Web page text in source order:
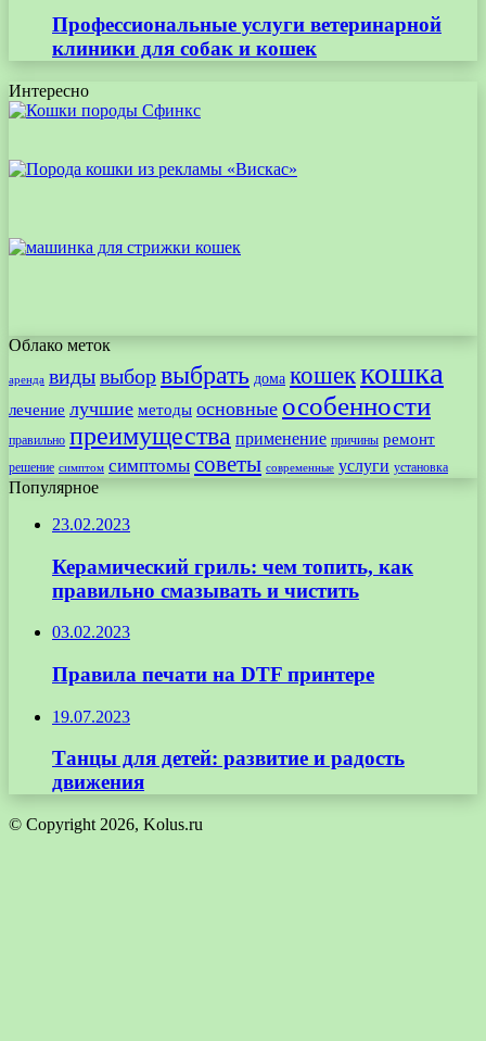
Профессиональные услуги ветеринарной
клиники для собак и кошек
Интересно
Облако меток
аренда видывыборвыбрать дома кошеккошка
лечение лучшие методы основные особенности
правильно преимущества применение причины ремонт
решение симптом симптомы советы современные услуги установка
Популярное
23.02.2023
Керамический гриль: чем топить, как
правильно смазывать и чистить
03.02.2023
Правила печати на DTF принтере
19.07.2023
Танцы для детей: развитие и радость
движения
© Copyright 2026, Kolus.ru